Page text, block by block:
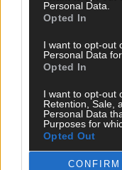
Personal Data.
Opted In
I want to opt-out
Personal Data
Opted In
I want to opt-out
Retention, Sale,
Personal Data
Purposes for
Opted Out
CONFIRM
Mai 2026
Eurovision Song
Mai 2026
AD